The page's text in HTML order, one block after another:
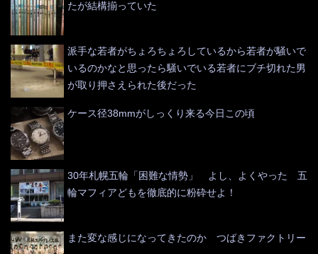
たが結構揃っていた
派手な若者がちょろちょろしているから若者が騒いで
いるのかなと思ったら騒いでいる若者にブチ切れた男
が取り押さえられた後だった
ケース径38mmがしっくり来る今日この頃
30年札幌五輪「困難な情勢」 よし、よくやった 五
輪マフィアどもを徹底的に粉砕せよ！
また変な感じになってきたのか つばきファクトリー